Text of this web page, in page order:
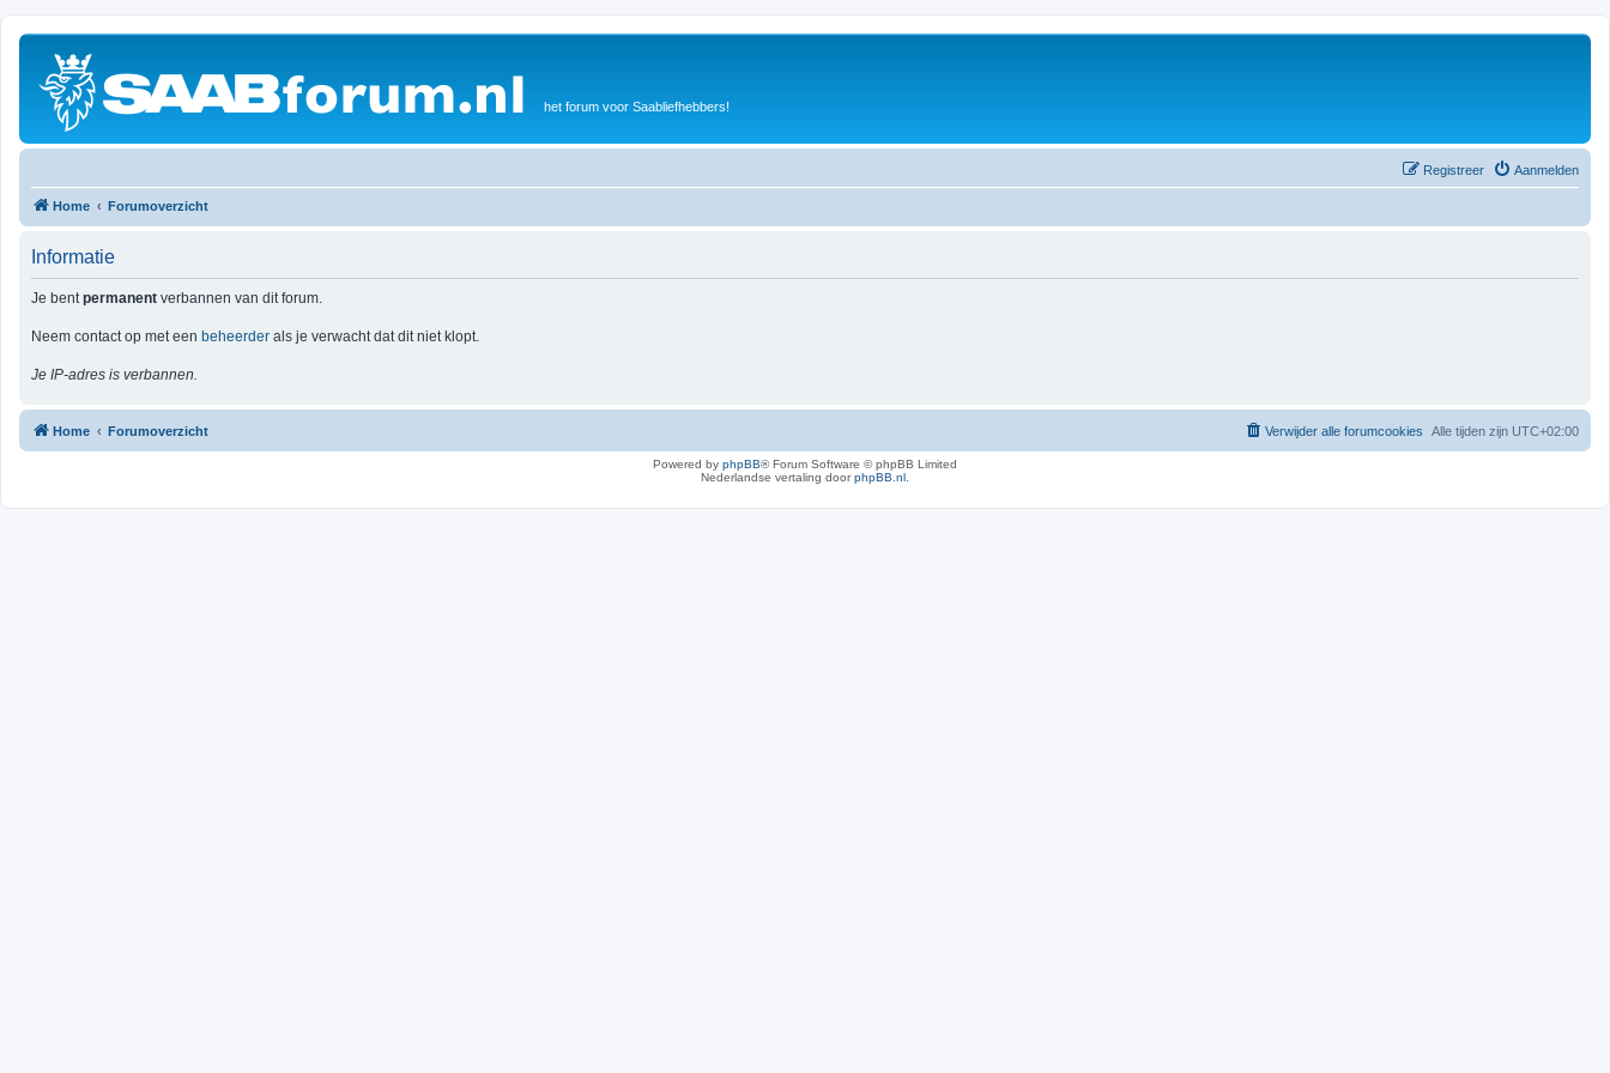
het forum voor Saabliefhebbers!
Aanmelden
Registreer
Home Forumoverzicht
Informatie
Je bentpermanent verbannen van dit forum.
Neem contact op met een beheerder als je verwacht dat dit niet klopt.
Je IP-adres is verbannen.
Home Forumoverzicht Alle tijden zijn UTC+02:00
Verwijder alle forumcookies
Powered by phpBB® Forum Software © phpBB Limited
Nederlandse vertaling doorphpBB.nl